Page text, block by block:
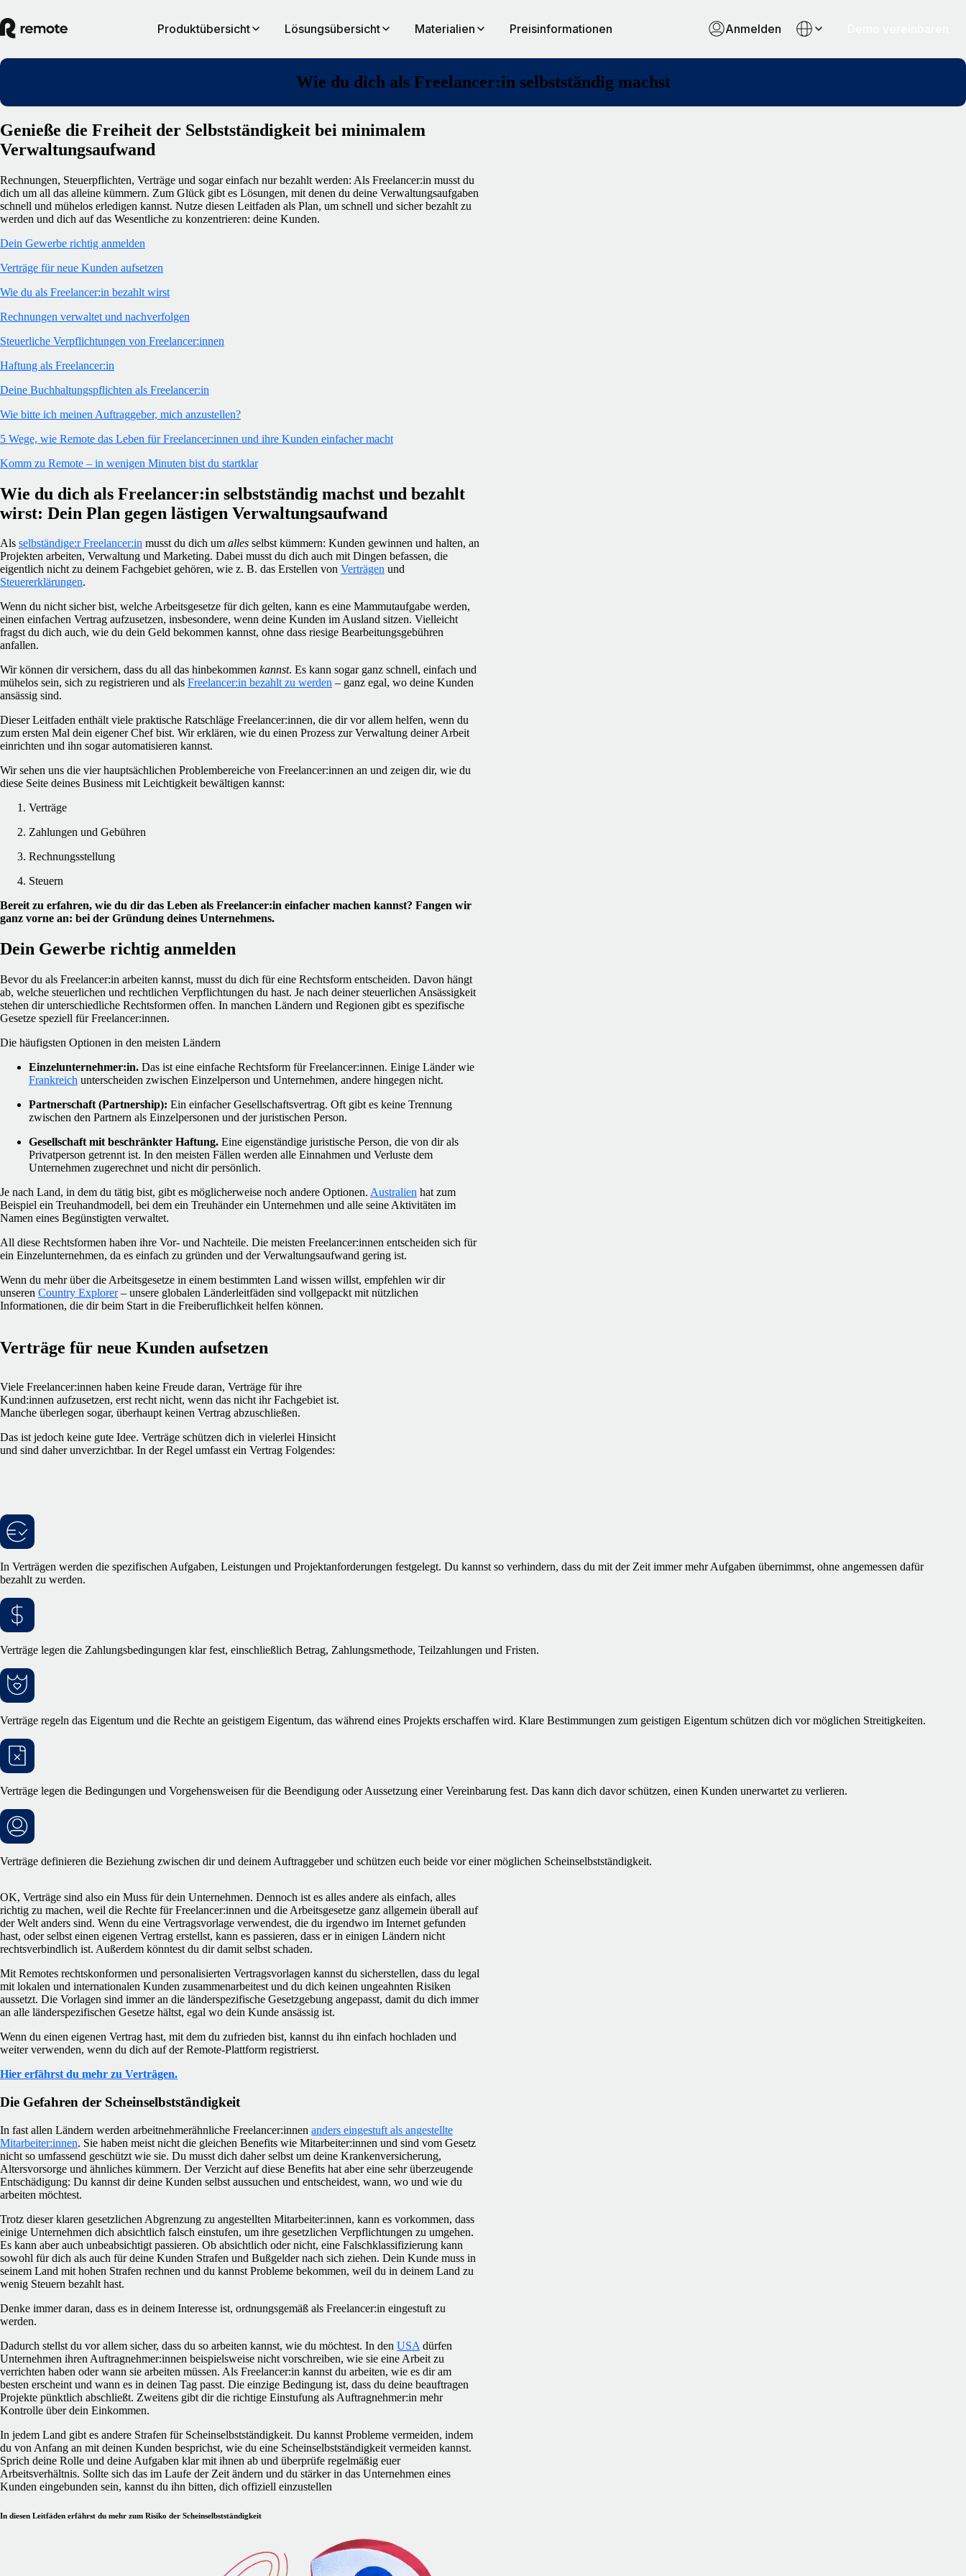
Produktübersicht Lösungsübersicht Materialien Preisinformationen Anmelden
Wie du dich als Freelancer:in selbstständig machst
Genieße die Freiheit der Selbstständigkeit bei minimalem
Verwaltungsaufwand
Rechnungen, Steuerpflichten, Verträge und sogar einfach nur bezahlt werden: Als Freelancer:in musst du
dich um all das alleine kümmern. Zum Glück gibt es Lösungen, mit denen du deine Verwaltungsaufgaben
schnell und mühelos erledigen kannst. Nutze diesen Leitfaden als Plan, um schnell und sicher bezahlt zu
werden und dich auf das Wesentliche zu konzentrieren: deine Kunden.
Dein Gewerbe richtig anmelden
Verträge für neue Kunden aufsetzen
Wie du als Freelancer:in bezahlt wirst
Rechnungen verwaltet und nachverfolgen
Steuerliche Verpflichtungen von Freelancer:innen
Haftung als Freelancer:in
Deine Buchhaltungspflichten als Freelancer:in
Wie bitte ich meinen Auftraggeber, mich anzustellen?
5 Wege, wie Remote das Leben für Freelancer:innen und ihre Kunden einfacher macht
Komm zu Remote – in wenigen Minuten bist du startklar
Wie du dich als Freelancer:in selbstständig machst und bezahlt
wirst: Dein Plan gegen lästigen Verwaltungsaufwand
Als selbständige:r Freelancer:in musst du dich um alles selbst kümmern: Kunden gewinnen und halten, an
Projekten arbeiten, Verwaltung und Marketing. Dabei musst du dich auch mit Dingen befassen, die
eigentlich nicht zu deinem Fachgebiet gehören, wie z. B. das Erstellen von Verträgen und
Steuererklärungen.
Wenn du nicht sicher bist, welche Arbeitsgesetze für dich gelten, kann es eine Mammutaufgabe werden,
einen einfachen Vertrag aufzusetzen, insbesondere, wenn deine Kunden im Ausland sitzen. Vielleicht
fragst du dich auch, wie du dein Geld bekommen kannst, ohne dass riesige Bearbeitungsgebühren
anfallen.
Wir können dir versichern, dass du all das hinbekommen kannst. Es kann sogar ganz schnell, einfach und
mühelos sein, sich zu registrieren und als Freelancer:in bezahlt zu werden – ganz egal, wo deine Kunden
ansässig sind.
Dieser Leitfaden enthält viele praktische Ratschläge Freelancer:innen, die dir vor allem helfen, wenn du
zum ersten Mal dein eigener Chef bist. Wir erklären, wie du einen Prozess zur Verwaltung deiner Arbeit
einrichten und ihn sogar automatisieren kannst.
Wir sehen uns die vier hauptsächlichen Problembereiche von Freelancer:innen an und zeigen dir, wie du
diese Seite deines Business mit Leichtigkeit bewältigen kannst:
Verträge
Zahlungen und Gebühren
Rechnungsstellung
Steuern
Bereit zu erfahren, wie du dir das Leben als Freelancer:in einfacher machen kannst? Fangen wir
ganz vorne an: bei der Gründung deines Unternehmens.
Dein Gewerbe richtig anmelden
Bevor du als Freelancer:in arbeiten kannst, musst du dich für eine Rechtsform entscheiden. Davon hängt
ab, welche steuerlichen und rechtlichen Verpflichtungen du hast. Je nach deiner steuerlichen Ansässigkeit
stehen dir unterschiedliche Rechtsformen offen. In manchen Ländern und Regionen gibt es spezifische
Gesetze speziell für Freelancer:innen.
Die häufigsten Optionen in den meisten Ländern
Einzelunternehmer:in. Das ist eine einfache Rechtsform für Freelancer:innen. Einige Länder wie
Frankreich unterscheiden zwischen Einzelperson und Unternehmen, andere hingegen nicht.
Partnerschaft (Partnership): Ein einfacher Gesellschaftsvertrag. Oft gibt es keine Trennung
zwischen den Partnern als Einzelpersonen und der juristischen Person.
Gesellschaft mit beschränkter Haftung. Eine eigenständige juristische Person, die von dir als
Privatperson getrennt ist. In den meisten Fällen werden alle Einnahmen und Verluste dem
Unternehmen zugerechnet und nicht dir persönlich.
Je nach Land, in dem du tätig bist, gibt es möglicherweise noch andere Optionen. Australien hat zum
Beispiel ein Treuhandmodell, bei dem ein Treuhänder ein Unternehmen und alle seine Aktivitäten im
Namen eines Begünstigten verwaltet.
All diese Rechtsformen haben ihre Vor- und Nachteile. Die meisten Freelancer:innen entscheiden sich für
ein Einzelunternehmen, da es einfach zu gründen und der Verwaltungsaufwand gering ist.
Wenn du mehr über die Arbeitsgesetze in einem bestimmten Land wissen willst, empfehlen wir dir
unseren Country Explorer– unsere globalen Länderleitfäden sind vollgepackt mit nützlichen
Informationen, die dir beim Start in die Freiberuflichkeit helfen können.
Verträge für neue Kunden aufsetzen
Viele Freelancer:innen haben keine Freude daran, Verträge für ihre
Kund:innen aufzusetzen, erst recht nicht, wenn das nicht ihr Fachgebiet ist.
Manche überlegen sogar, überhaupt keinen Vertrag abzuschließen.
Das ist jedoch keine gute Idee. Verträge schützen dich in vielerlei Hinsicht
und sind daher unverzichtbar. In der Regel umfasst ein Vertrag Folgendes:
In Verträgen werden die spezifischen Aufgaben, Leistungen und Projektanforderungen festgelegt. Du kannst so verhindern, dass du mit der Zeit immer mehr Aufgaben übernimmst, ohne angemessen dafür
bezahlt zu werden.
Verträge legen die Zahlungsbedingungen klar fest, einschließlich Betrag, Zahlungsmethode, Teilzahlungen und Fristen.
Verträge regeln das Eigentum und die Rechte an geistigem Eigentum, das während eines Projekts erschaffen wird. Klare Bestimmungen zum geistigen Eigentum schützen dich vor möglichen Streitigkeiten.
Verträge legen die Bedingungen und Vorgehensweisen für die Beendigung oder Aussetzung einer Vereinbarung fest. Das kann dich davor schützen, einen Kunden unerwartet zu verlieren.
Verträge definieren die Beziehung zwischen dir und deinem Auftraggeber und schützen euch beide vor einer möglichen Scheinselbstständigkeit.
OK, Verträge sind also ein Muss für dein Unternehmen. Dennoch ist es alles andere als einfach, alles
richtig zu machen, weil die Rechte für Freelancer:innen und die Arbeitsgesetze ganz allgemein überall auf
der Welt anders sind. Wenn du eine Vertragsvorlage verwendest, die du irgendwo im Internet gefunden
hast, oder selbst einen eigenen Vertrag erstellst, kann es passieren, dass er in einigen Ländern nicht
rechtsverbindlich ist. Außerdem könntest du dir damit selbst schaden.
Mit Remotes rechtskonformen und personalisierten Vertragsvorlagen kannst du sicherstellen, dass du legal
mit lokalen und internationalen Kunden zusammenarbeitest und du dich keinen ungeahnten Risiken
aussetzt. Die Vorlagen sind immer an die länderspezifische Gesetzgebung angepasst, damit du dich immer
an alle länderspezifischen Gesetze hältst, egal wo dein Kunde ansässig ist.
Wenn du einen eigenen Vertrag hast, mit dem du zufrieden bist, kannst du ihn einfach hochladen und
weiter verwenden, wenn du dich auf der Remote-Plattform registrierst.
Hier erfährst du mehr zu Verträgen.
Die Gefahren der Scheinselbstständigkeit
In fast allen Ländern werden arbeitnehmerähnliche Freelancer:innen anders eingestuft als angestellte
Mitarbeiter:innen. Sie haben meist nicht die gleichen Benefits wie Mitarbeiter:innen und sind vom Gesetz
nicht so umfassend geschützt wie sie. Du musst dich daher selbst um deine Krankenversicherung,
Altersvorsorge und ähnliches kümmern. Der Verzicht auf diese Benefits hat aber eine sehr überzeugende
Entschädigung: Du kannst dir deine Kunden selbst aussuchen und entscheidest, wann, wo und wie du
arbeiten möchtest.
Trotz dieser klaren gesetzlichen Abgrenzung zu angestellten Mitarbeiter:innen, kann es vorkommen, dass
einige Unternehmen dich absichtlich falsch einstufen, um ihre gesetzlichen Verpflichtungen zu umgehen.
Es kann aber auch unbeabsichtigt passieren. Ob absichtlich oder nicht, eine Falschklassifizierung kann
sowohl für dich als auch für deine Kunden Strafen und Bußgeldernach sich ziehen. Dein Kunde muss in
seinem Land mit hohen Strafen rechnen und du kannst Probleme bekommen, weil du in deinem Land zu
wenig Steuern bezahlt hast.
Denke immer daran, dass es in deinem Interesse ist, ordnungsgemäß als Freelancer:in eingestuft zu
werden.
Dadurch stellst du vor allem sicher, dass du so arbeiten kannst, wie du möchtest. In den USA dürfen
Unternehmen ihren Auftragnehmer:innen beispielsweise nicht vorschreiben, wie sie eine Arbeit zu
verrichten haben oder wann sie arbeiten müssen. Als Freelancer:in kannst du arbeiten, wie es dir am
besten erscheint und wann es in deinen Tag passt. Die einzige Bedingung ist, dass du deine beauftragen
Projekte pünktlich abschließt. Zweitens gibt dir die richtige Einstufung als Auftragnehmer:in mehr
Kontrolle über dein Einkommen.
In jedem Land gibt es andere Strafen für Scheinselbstständigkeit. Du kannst Probleme vermeiden, indem
du von Anfang an mit deinen Kunden besprichst, wie du eine Scheinselbstständigkeit vermeiden kannst.
Sprich deine Rolle und deine Aufgaben klar mit ihnen ab und überprüfe regelmäßig euer
Arbeitsverhältnis. Sollte sich das im Laufe der Zeit ändern und du stärker in das Unternehmen eines
Kunden eingebunden sein, kannst du ihn bitten, dich offiziell einzustellen
In diesen Leitfäden erfährst du mehr zum Risiko der Scheinselbstständigkeit